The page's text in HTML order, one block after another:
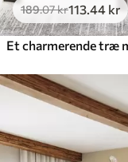
189.07kr113 .44 kr